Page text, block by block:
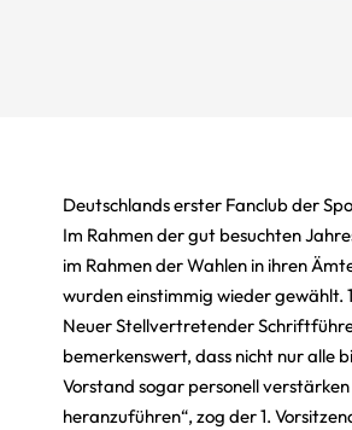
Deutschlands erster Fanclub der
Im Rahmen der gut besuchten
im Rahmen der Wahlen in ihren
wurden einstimmig wieder gewählt.
Neuer Stellvertretender
bemerkenswert, dass nicht nur alle
Vorstand sogar personell
heranzuführen“, zog der 1.